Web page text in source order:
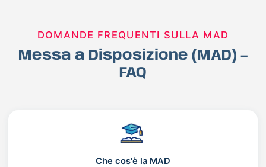
DOMANDE FREQUENTI SULLA MAD
Messa a Disposizione (MAD) –
FAQ
Che cos'è la MAD